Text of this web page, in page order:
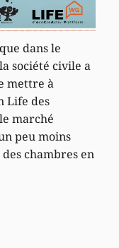
dans le
société civile a
mettre à
Life des
marché
peu moins
chambres en